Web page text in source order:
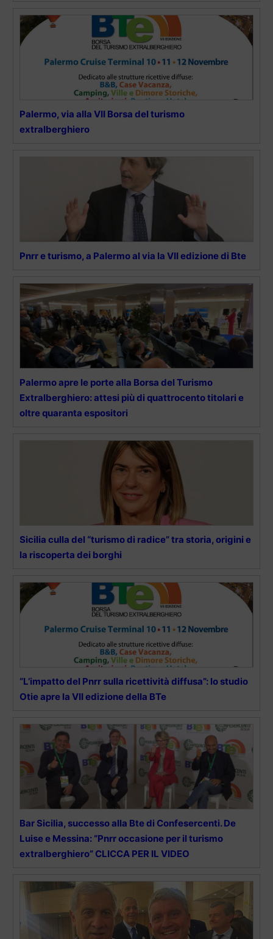
Palermo, via alla VII Borsa del turismo
extralberghiero
Pnrr e turismo, a Palermo al via la VII edizione di Bte
Palermo apre le porte alla Borsa del Turismo
Extralberghiero: attesi più di quattrocento titolari e
oltre quaranta espositori
Sicilia culla del “turismo di radice” tra storia, origini e
la riscoperta dei borghi
“L’impatto del Pnrr sulla ricettività diffusa”: lo studio
Otie apre la VII edizione della BTe
Bar Sicilia, successo alla Bte di Confesercenti. De
Luise e Messina: “Pnrr occasione per il turismo
extralberghiero” CLICCA PER IL VIDEO